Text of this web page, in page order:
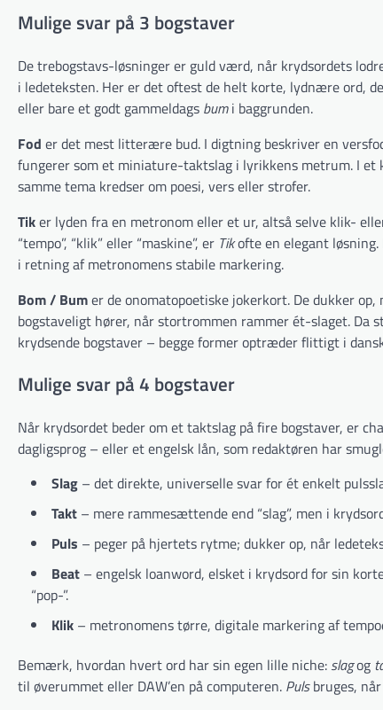
Mulige svar på 3 bogstaver
De trebogstavs-løsninger er guld værd, når krydsordets
i ledeteksten. Her er det oftest de helt korte, lydnære ord,
eller bare et godt gammeldags bumi baggrunden.
Fod er det mest litterære bud. I digtning beskriver en
fungerer som et miniature-taktslag i lyrikkens metrum. I et
samme tema kredser om poesi, vers eller strofer.
Tiker lyden fra en metronom eller et ur, altså selve klik-
“tempo”, “klik” eller “maskine”, er Tikofte en elegant
i retning af metronomens stabile markering.
Bom / Bumer de onomatopoetiske jokerkort. De dukker
bogstaveligt hører, når stortrommen rammer ét-slaget. Da
krydsende bogstaver – begge former optræder flittigt i
Mulige svar på 4 bogstaver
Når krydsordet beder om et taktslag på fire bogstaver, er
dagligsprog – eller et engelsk lån, som redaktøren har
Slag – det direkte, universelle svar for ét enkelt
Takt – mere rammesættende end “slag”, men i
Puls – peger på hjertets rytme; dukker op, når
Beat – engelsk loanword, elsket i krydsord for sin
“pop-”.
Klik – metronomens tørre, digitale markering af
Bemærk, hvordan hvert ord har sin egen lille niche: slagog
til øverummet eller DAW’en på computeren. Pulsbruges,